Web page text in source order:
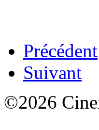
Précédent
Suivant
©2026